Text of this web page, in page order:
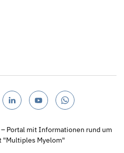
Portal mit Informationen rund um
"Multiples Myelom"